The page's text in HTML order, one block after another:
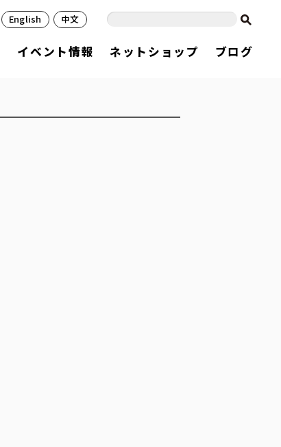
イベント情報 ネットショップ ブログ
English 中文